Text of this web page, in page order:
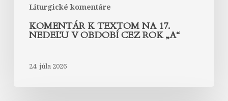
Liturgické komentáre
KOMENTÁR K TEXTOM NA 17.
NEDEĽU V OBDOBÍ CEZ ROK „A“
24. júla 2026